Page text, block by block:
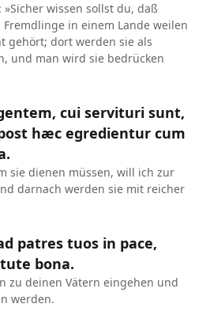
wissen sollst du, daß
in einem Lande weilen
gehört; dort werden sie als
und man wird sie bedrücken
cui servituri sunt,
hæc egredientur cum
sie dienen müssen, will ich zur
darnach werden sie mit reicher
patres tuos in pace,
bona.
zu deinen Vätern eingehen und
werden.